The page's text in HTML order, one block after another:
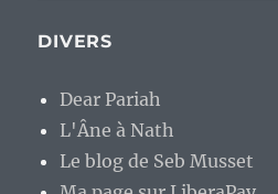
DIVERS
Dear Pariah
L'Âne à Nath
Le blog de Seb Musset